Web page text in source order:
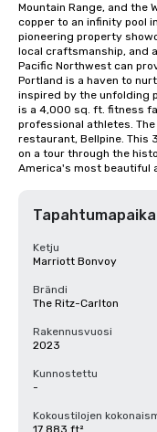
Mountain Range, and the
copper to an infinity pool
pioneering property
local craftsmanship, and
Pacific Northwest can
Portland is a haven to
inspired by the unfolding
is a 4,000 sq. ft. fitness
professional athletes.
restaurant, Bellpine. This
on a tour through the
America's most beautiful
Ketju
Marriott Bonvoy
Brändi
The Ritz-Carlton
Rakennusvuosi
2023
Kunnostettu
-
Kokoustilojen
17 883 ft²